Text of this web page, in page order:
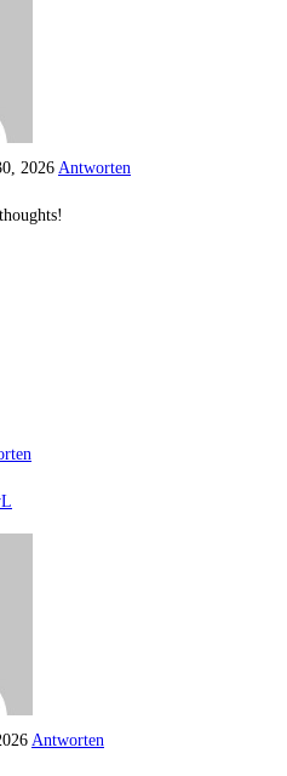
2026 Antworten
Antworten